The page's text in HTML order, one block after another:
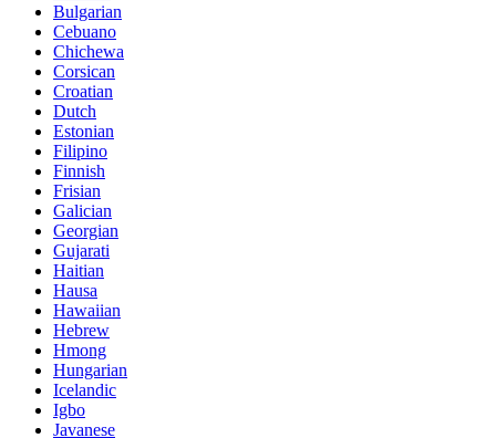
Bulgarian
Cebuano
Chichewa
Corsican
Croatian
Dutch
Estonian
Filipino
Finnish
Frisian
Galician
Georgian
Gujarati
Haitian
Hausa
Hawaiian
Hebrew
Hmong
Hungarian
Icelandic
Igbo
Javanese